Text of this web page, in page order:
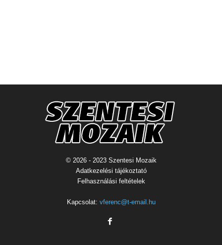
© 2026 - 2023 Szentesi Mozaik
Adatkezelési tájékoztató
Felhasználási feltételek
Kapcsolat: vferenc@t-email.hu